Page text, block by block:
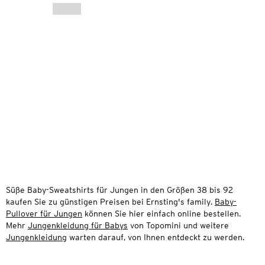
Süße Baby-Sweatshirts für Jungen in den Größen 38 bis 92
kaufen Sie zu günstigen Preisen bei Ernsting's family. Baby-
Pullover für Jungen können Sie hier einfach online bestellen.
Mehr Jungenkleidung für Babys von Topomini und weitere
Jungenkleidung warten darauf, von Ihnen entdeckt zu werden.